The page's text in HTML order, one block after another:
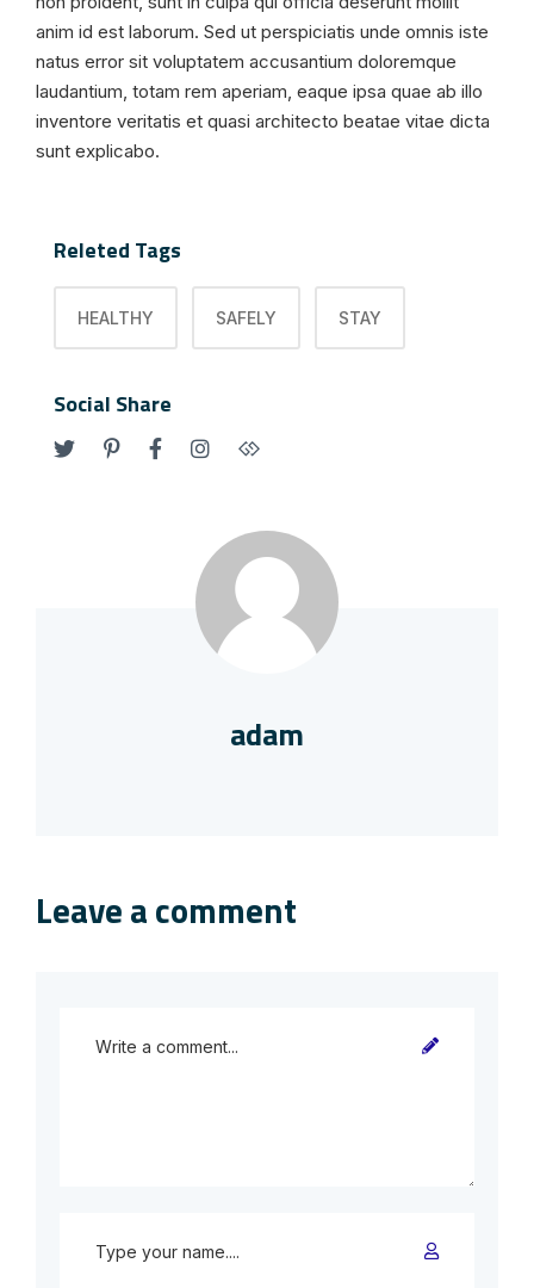
anim id est laborum. Sed ut perspiciatis unde omnis iste
natus error sit voluptatem accusantium doloremque
laudantium, totam rem aperiam, eaque ipsa quae ab illo
inventore veritatis et quasi architecto beatae vitae dicta
sunt explicabo.
Releted Tags
HEALTHY SAFELY STAY
Social Share
adam
Leave a comment